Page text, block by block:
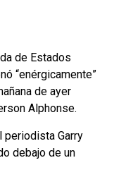
de Estados
“enérgicamente”
de ayer
Alphonse.
periodista Garry
debajo de un